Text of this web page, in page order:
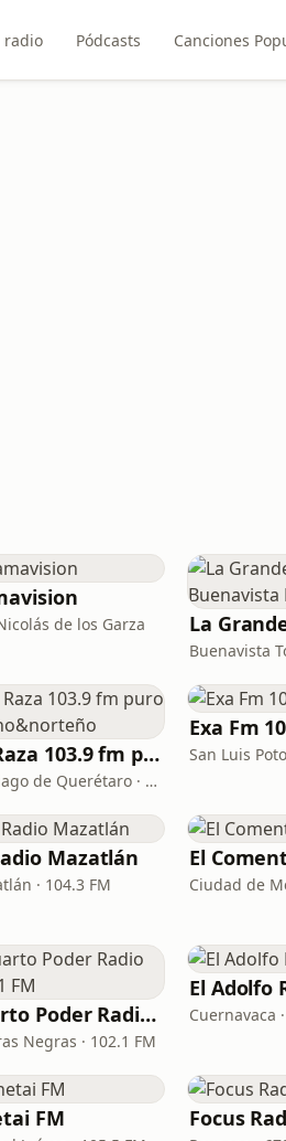
radio Pódcasts Canciones
de los Garza
La Raza 103.9 fm puro tejano&norteño
Santiago de Querétaro · 103.9 FM
Exa Fm
San Luis
Mazatlán
· 104.3 FM
El
Ciudad de
Cuarto Poder Radio 102.1 FM
Negras · 102.1 FM
El Adolfo
Cuernavaca
FM Focus